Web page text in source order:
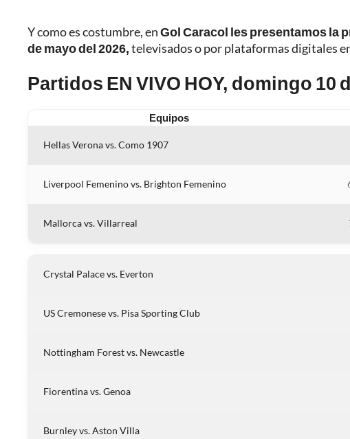
Y como es costumbre, enGol Caracol les presentamos la
de mayo del 2026,televisados o por plataformas digitales
Partidos EN VIVO HOY, domingo 10
Equipos
Hellas Verona vs. Como 1907
Liverpool Femenino vs. Brighton Femenino
Mallorca vs. Villarreal
Crystal Palace vs. Everton
US Cremonese vs. Pisa Sporting Club
Nottingham Forest vs. Newcastle
Fiorentina vs. Genoa
Burnley vs. Aston Villa